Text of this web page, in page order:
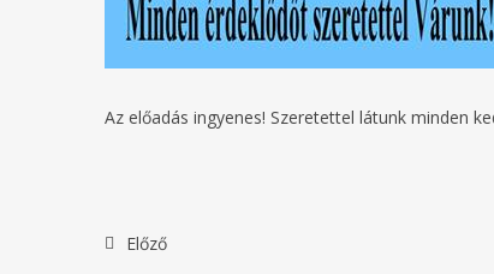
Az előadás ingyenes! Szeretettel látunk minden
Előző